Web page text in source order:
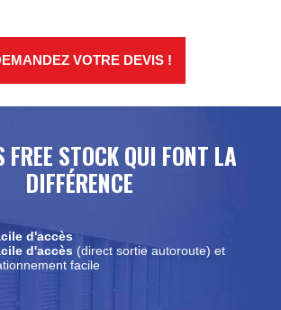
VOTRE DEVIS !
FREE STOCK QUI FONT LA
DIFFÉRENCE
d'accès
d'accès (direct sortie autoroute) et
facile